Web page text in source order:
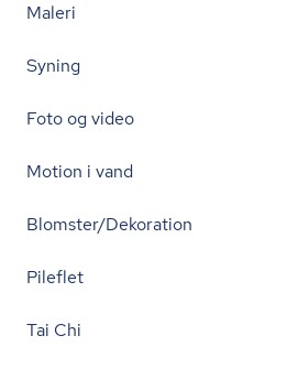
Maleri
Syning
Foto og video
Motion i vand
Blomster/Dekoration
Pileflet
Tai Chi